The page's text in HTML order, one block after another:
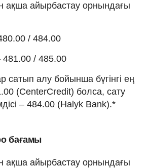
ақша айырбастау орнындағы
/ 484.00
481.00 / 485.00
сатып алу бойынша бүгінгі ең
(CenterCredit) болса, сату
– 484.00 (Halyk Bank).*
бағамы
ақша айырбастау орнындағы